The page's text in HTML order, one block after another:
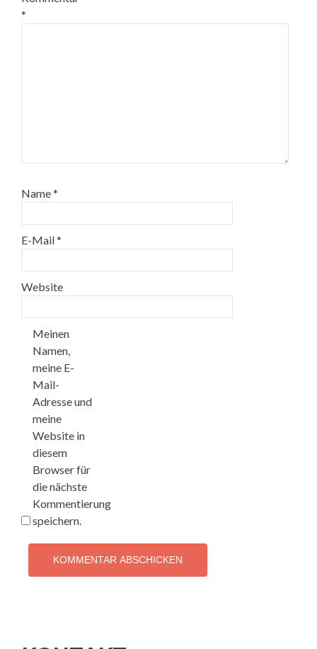
*
Name*
E-Mail*
Website
Meinen
Namen,
meine E-
Mail-
Adresse und
meine
Website in
diesem
Browser für
die nächste
Kommentierung
speichern.